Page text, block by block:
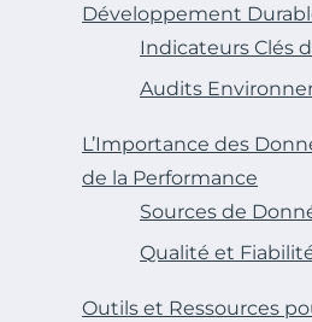
Développement
Indicateurs Clés
Audits
L’Importance des
de la Performance
Sources de
Qualité et
Outils et Ressources